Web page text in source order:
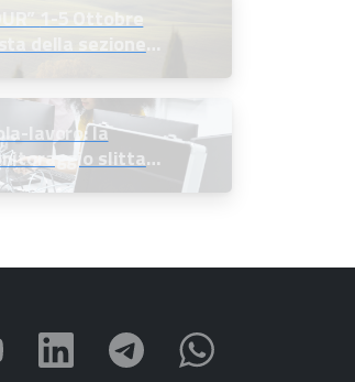
lavoro: la
slitta
2026